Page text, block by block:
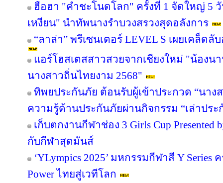
ฮือฮา "คำชะโนดโลก" ครั้งที่ 1 จัดใหญ่ 5
เหงียน" นำทัพนางรำบวงสรวงสุดอลังการ
“ลาล่า” พรีเซนเตอร์ LEVEL S เผยเคล็
แอร์โฮสเตสสาวสวยจากเชียงใหม่ "น้องน
นางสาวถิ่นไทยงาม 2568"
ทิพยประกันภัย ต้อนรับผู้เข้าประกวด “นาง
ความรู้ด้านประกันภัยผ่านกิจกรรม “เล่าปร
เก็บตกงานกีฬาช่อง 3 Girls Cup
กับกีฬาสุดมันส์
‘YLympics 2025’ มหกรรมกีฬาสี Y
Power ไทยสู่เวทีโลก